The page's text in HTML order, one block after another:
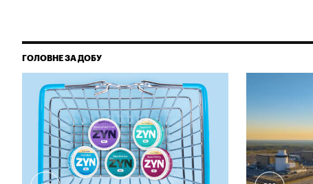
ГОЛОВНЕ ЗА ДОБУ